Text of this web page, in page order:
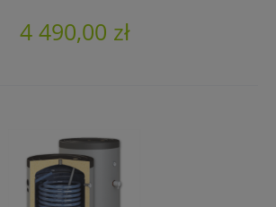
4 490,00 zł